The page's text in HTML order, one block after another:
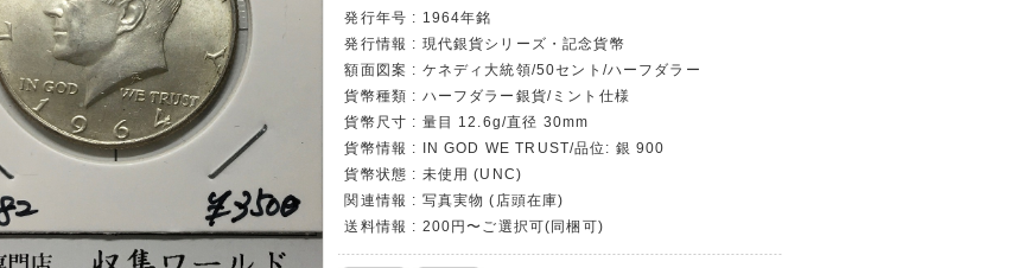
発行年号 : 1964年銘
発行情報 : 現代銀貨シリーズ・記念貨幣
額面図案 : ケネディ大統領/50セント/ハーフダラー
貨幣種類 : ハーフダラー銀貨/ミント仕様
貨幣尺寸 : 量目 12.6g/直径 30mm
貨幣情報 : IN GOD WE TRUST/品位: 銀 900
貨幣状態 : 未使用 (UNC)
関連情報 : 写真実物 (店頭在庫)
送料情報 : 200円〜ご選択可(同梱可)